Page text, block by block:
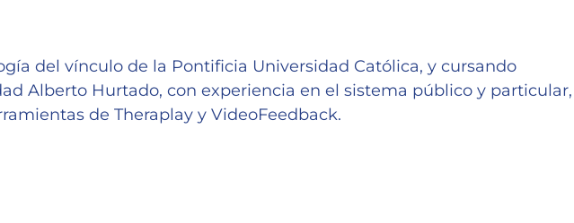
del vínculo de la Pontificia Universidad Católica, y cursando
Alberto Hurtado, con experiencia en el sistema público y particular,
de Theraplay y VideoFeedback.